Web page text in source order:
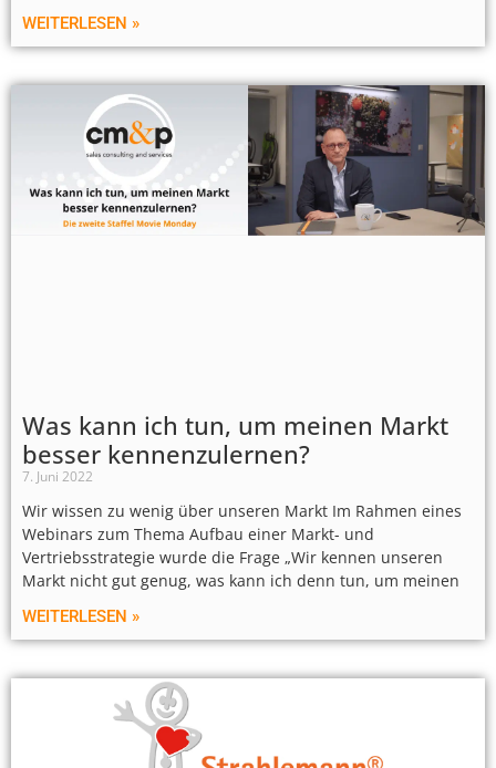
WEITERLESEN »
Was kann ich tun, um meinen Markt
besser kennenzulernen?
7. Juni 2022
Wir wissen zu wenig über unseren Markt Im Rahmen eines
Webinars zum Thema Aufbau einer Markt- und
Vertriebsstrategie wurde die Frage „Wir kennen unseren
Markt nicht gut genug, was kann ich denn tun, um meinen
WEITERLESEN »